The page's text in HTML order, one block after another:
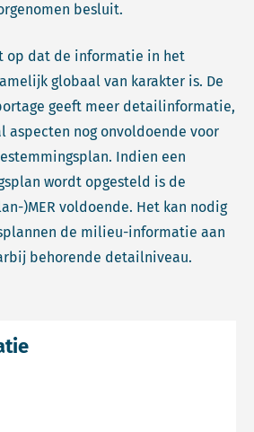
besluit.
op dat de informatie in het
globaal van karakter is. De
geeft meer detailinformatie,
aspecten nog onvoldoende voor
Indien een
wordt opgesteld is de
)MER voldoende. Het kan nodig
de milieu-informatie aan
behorende detailniveau.